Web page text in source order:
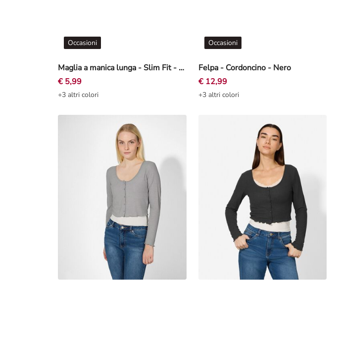
Maglia a manica lunga - Slim Fit - Bianco sporco
Occasioni
€ 5,99
+3 altri colori
Felpa - Cordoncino - Nero
Occasioni
€ 12,99
+3 altri colori